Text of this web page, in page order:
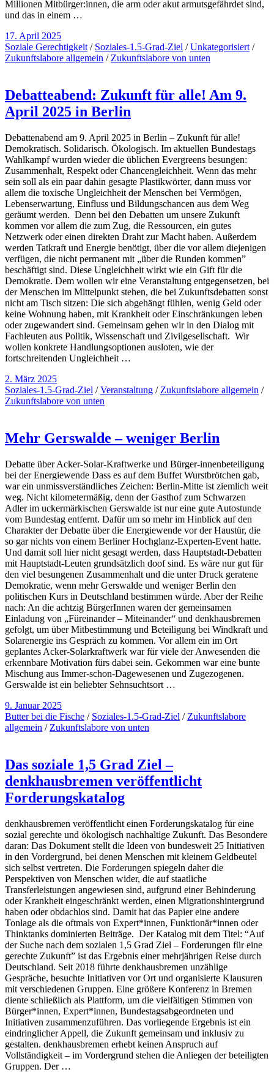
Millionen Mitbürger:innen, die arm oder akut armutsgefährdet sind,
und das in einem …
17. April 2025
Soziale Gerechtigkeit / Soziales-1.5-Grad-Ziel /Unkategorisiert /
Zukunftslabore allgemein / Zukunftslabore von unten
Debatteabend: Zukunft für alle! Am 9.
April 2025 in Berlin
Debattenabend am 9. April 2025 in Berlin – Zukunft für alle!
Demokratisch. Solidarisch. Ökologisch. Im aktuellen Bundestags
Wahlkampf wurden wieder die üblichen Evergreens besungen:
Zusammenhalt, Respekt oder Chancengleichheit. Wenn das mehr
sein soll als ein paar dahin gesagte Plastikwörter, dann muss vor
allem die toxische Ungleichheit der Menschen bei Vermögen,
Lebenserwartung, Einfluss und Bildungschancen aus dem Weg
geräumt werden. Denn bei den Debatten um unsere Zukunft
kommen vor allem die zum Zug, die Ressourcen, ein gutes
Netzwerk oder einen direkten Draht zur Macht haben. Außerdem
werden Tatkraft und Energie benötigt, über die vor allem diejenigen
verfügen, die nicht permanent mit „über die Runden kommen”
beschäftigt sind. Diese Ungleichheit wirkt wie ein Gift für die
Demokratie. Dem wollen wir eine Veranstaltung entgegensetzen, bei
der Menschen im Mittelpunkt stehen, die bei Zukunftsdebatten sonst
nicht am Tisch sitzen: Die sich abgehängt fühlen, wenig Geld oder
keine Wohnung haben, mit Krankheit oder Einschränkungen leben
oder zugewandert sind. Gemeinsam gehen wir in den Dialog mit
Fachleuten aus Politik, Wissenschaft und Zivilgesellschaft. Wir
wollen konkrete Handlungsoptionen ausloten, wie der
fortschreitenden Ungleichheit …
2. März 2025
Soziales-1.5-Grad-Ziel /Veranstaltung / Zukunftslabore allgemein /
Zukunftslabore von unten
Mehr Gerswalde – weniger Berlin
Debatte über Acker-Solar-Kraftwerke und Bürger-innenbeteiligung
bei der Energiewende Dass es auf dem Buffet Wurstbrötchen gab,
war ein unmissverständliches Zeichen: Berlin-Mitte ist ziemlich weit
weg. Nicht kilometermäßig, denn der Gasthof zum Schwarzen
Adler im uckermärkischen Gerswalde ist nur eine gute Autostunde
vom Bundestag entfernt. Dafür um so mehr im Hinblick auf den
Charakter der Debatte über die Energiewende vor der Haustür, die
so gar nichts von einem Berliner Hochglanz-Experten-Event hatte.
Und damit soll hier nicht gesagt werden, dass Hauptstadt-Debatten
mit Hauptstadt-Leuten grundsätzlich doof sind. Es wäre nur gut für
den viel besungenen Zusammenhalt und die unter Druck geratene
Demokratie, wenn mehr Gerswalde und weniger Berlin den
politischen Kurs in Deutschland bestimmen würde. Aber der Reihe
nach: An die achtzig BürgerInnen waren der gemeinsamen
Einladung von „Füreinander – Miteinander“ und denkhausbremen
gefolgt, um über Mitbestimmung und Beteiligung bei Windkraft und
Solarenergie ins Gespräch zu kommen. Vor allem ein im Ort
geplantes Acker-Solarkraftwerk war für viele der Anwesenden die
erkennbare Motivation fürs dabei sein. Gekommen war eine bunte
Mischung aus Immer-schon-Dagewesenen und Zugezogenen.
Gerswalde ist ein beliebter Sehnsuchtsort …
9. Januar 2025
Butter bei die Fische / Soziales-1.5-Grad-Ziel / Zukunftslabore
allgemein / Zukunftslabore von unten
Das soziale 1,5 Grad Ziel –
denkhausbremen veröffentlicht
Forderungskatalog
denkhausbremen veröffentlicht einen Forderungskatalog für eine
sozial gerechte und ökologisch nachhaltige Zukunft. Das Besondere
daran: Das Dokument stellt die Ideen von bundesweit 25 Initiativen
in den Vordergrund, bei denen Menschen mit kleinem Geldbeutel
sich selbst vertreten. Die Forderungen spiegeln daher die
Perspektiven von Menschen wider, die auf staatliche
Transferleistungen angewiesen sind, aufgrund einer Behinderung
oder Krankheit eingeschränkt werden, einen Migrationshintergrund
haben oder obdachlos sind. Damit hat das Papier eine andere
Tonlage als die oftmals von Expert*innen, Funktionär*innen oder
Thinktanks dominierten Beiträge. Der Katalog mit dem Titel: “Auf
der Suche nach dem sozialen 1,5 Grad Ziel – Forderungen für eine
gerechte Zukunft” ist das Ergebnis einer mehrjährigen Reise durch
Deutschland. Seit 2018 führte denkhausbremen unzählige
Gespräche, besuchte Initiativen vor Ort und organisierte Klausuren
mit verschiedenen Gruppen. Eine größere Konferenz in Bremen
diente schließlich als Plattform, um die vielfältigen Stimmen von
Bürger*innen, Expert*innen, Bundestagsabgeordneten und
Initiativen zusammenzuführen. Das vorliegende Ergebnis ist ein
eindringlicher Appell, die Zukunft gemeinsam und inklusiv zu
gestalten. denkhausbremen erhebt keinen Anspruch auf
Vollständigkeit – im Vordergrund stehen die Anliegen der beteiligten
Gruppen. Der …